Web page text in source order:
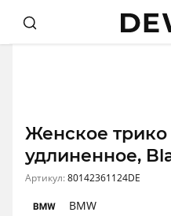
Женское
удлиненное,
Артикул:80142361124DE
BMW